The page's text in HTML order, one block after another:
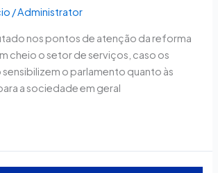
/Administrator
nos pontos de atenção da reforma
cheio o setor de serviços, caso os
o parlamento quanto às
a sociedade em geral